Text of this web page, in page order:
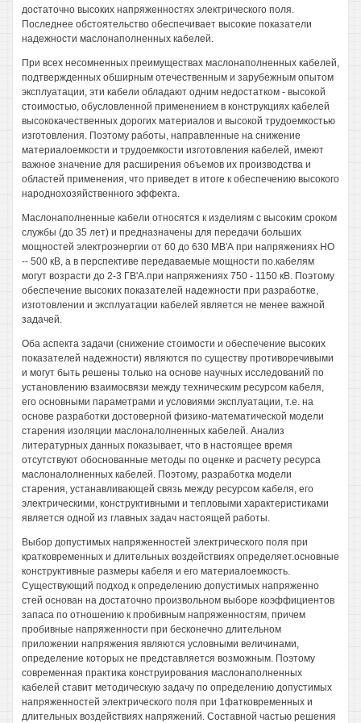
достаточно высоких напряженностях электрического поля.
Последнее обстоятельство обеспечивает высокие показатели
надежности маслонаполненных кабелей.
При всех несомненных преимуществах маслонаполненных кабелей,
подтвержденных обширным отечественным и зарубежным опытом
эксплуатации, эти кабели обладают одним недостатком - высокой
стоимостью, обусловленной применением в конструкциях кабелей
высококачественных дорогих материалов и высокой трудоемкостью
изготовления. Поэтому работы, направленные на снижение
материалоемкости и трудоемкости изготовления кабелей, имеют
важное значение для расширения объемов их производства и
областей применения, что приведет в итоге к обеспечению высокого
народнохозяйственного эффекта.
Маслонаполненные кабели относятся к изделиям с высоким сроком
службы (до 35 лет) и предназначены для передачи больших
мощностей электроэнергии от 60 до 630 МВ'А при напряжениях НО
-- 500 кВ, а в перспективе передаваемые мощности по.кабелям
могут возрасти до 2-3 ГВ'А.при напряжениях 750 - 1150 кВ. Поэтому
обеспечение высоких показателей надежности при разработке,
изготовлении и эксплуатации кабелей является не менее важной
задачей.
Оба аспекта задачи (снижение стоимости и обеспечение высоких
показателей надежности) являются по существу противоречивыми
и могут быть решены только на основе научных исследований по
установлению взаимосвязи между техническим ресурсом кабеля,
его основными параметрами и условиями эксплуатации, т.е. на
основе разработки достоверной физико-математической модели
старения изоляции маслоналолненных кабелей. Анализ
литературных данных показывает, что в настоящее время
отсутствуют обоснованные методы по оценке и расчету ресурса
маслоналолненных кабелей. Поэтому, разработка модели
старения, устанавливающей связь между ресурсом кабеля, его
электрическими, конструктивными и тепловыми характеристиками
является одной из главных задач настоящей работы.
Выбор допустимых напряженностей электрического поля при
кратковременных и длительных воздействиях определяет.основные
конструктивные размеры кабеля и его материалоемкость.
Существующий подход к определению допустимых напряженно
стей основан на достаточно произвольном выборе коэффициентов
запаса по отношению к пробивным напряженностям, причем
пробивные напряженности при бесконечно длительном
приложении напряжения являются условными величинами,
определение которых не представляется возможным. Поэтому
современная практика конструирования маслонаполненных
кабелей ставит методическую задачу по определению допустимых
напряженностей электрического поля при 1фатковременных и
длительных воздействиях напряжений. Составной частью решения